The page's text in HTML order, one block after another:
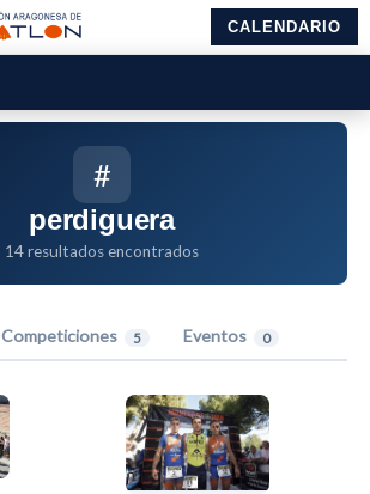
CALENDARIO
#
perdiguera
14 resultados encontrados
Competiciones 5 Eventos 0